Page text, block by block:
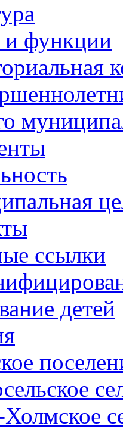
и функции
ссылки
детей
Холмское